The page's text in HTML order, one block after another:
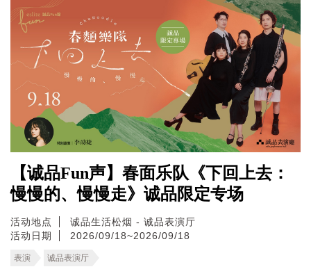
【诚品Fun声】春面乐队《下回上去：
慢慢的、慢慢走》诚品限定专场
活动地点
诚品生活松烟 - 诚品表演厅
活动日期
2026/09/18~2026/09/18
表演 诚品表演厅